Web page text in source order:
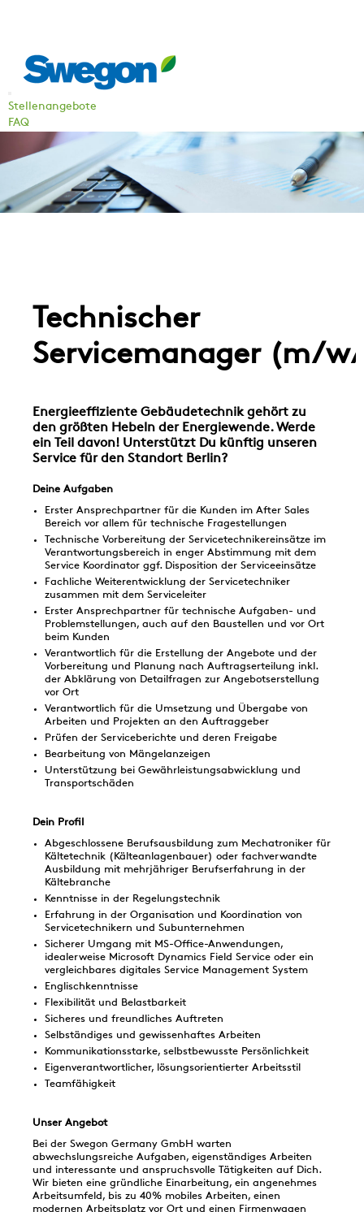
Stellenangebote
FAQ
Technischer
Servicemanager (m/
Energieeffiziente Gebäudetechnik gehört zu
den größten Hebeln der Energiewende. Werde
ein Teil davon! Unterstützt Du künftig unseren
Service für den Standort Berlin?
Deine Aufgaben
Erster Ansprechpartner für die Kunden im After Sales
Bereich vor allem für technische Fragestellungen
Technische Vorbereitung der Servicetechnikereinsätze im
Verantwortungsbereich in enger Abstimmung mit dem
Service Koordinator ggf. Disposition der Serviceeinsätze
Fachliche Weiterentwicklung der Servicetechniker
zusammen mit dem Serviceleiter
Erster Ansprechpartner für technische Aufgaben- und
Problemstellungen, auch auf den Baustellen und vor Ort
beim Kunden
Verantwortlich für die Erstellung der Angebote und der
Vorbereitung und Planung nach Auftragserteilung inkl.
der Abklärung von Detailfragen zur Angebotserstellung
vor Ort
Verantwortlich für die Umsetzung und Übergabe von
Arbeiten und Projekten an den Auftraggeber
Prüfen der Serviceberichte und deren Freigabe
Bearbeitung von Mängelanzeigen
Unterstützung bei Gewährleistungsabwicklung und
Transportschäden
Dein Profil
Abgeschlossene Berufsausbildung zum Mechatroniker für
Kältetechnik (Kälteanlagenbauer) oder fachverwandte
Ausbildung mit mehrjähriger Berufserfahrung in der
Kältebranche
Kenntnisse in der Regelungstechnik
Erfahrung in der Organisation und Koordination von
Servicetechnikern und Subunternehmen
Sicherer Umgang mit MS-Office-Anwendungen,
idealerweise Microsoft Dynamics Field Service oder ein
vergleichbares digitales Service Management System
Englischkenntnisse
Flexibilität und Belastbarkeit
Sicheres und freundliches Auftreten
Selbständiges und gewissenhaftes Arbeiten
Kommunikationsstarke, selbstbewusste Persönlichkeit
Eigenverantwortlicher, lösungsorientierter Arbeitsstil
Teamfähigkeit
Unser Angebot
Bei der Swegon Germany GmbH warten
abwechslungsreiche Aufgaben, eigenständiges Arbeiten
und interessante und anspruchsvolle Tätigkeiten auf Dich.
Wir bieten eine gründliche Einarbeitung, ein angenehmes
Arbeitsumfeld, bis zu 40% mobiles Arbeiten, einen
modernen Arbeitsplatz vor Ort und einen Firmenwagen